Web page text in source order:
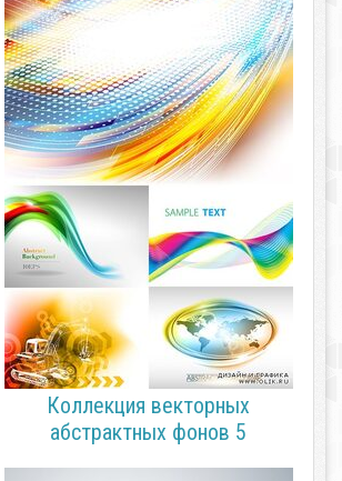
Коллекция векторных
абстрактных фонов 5